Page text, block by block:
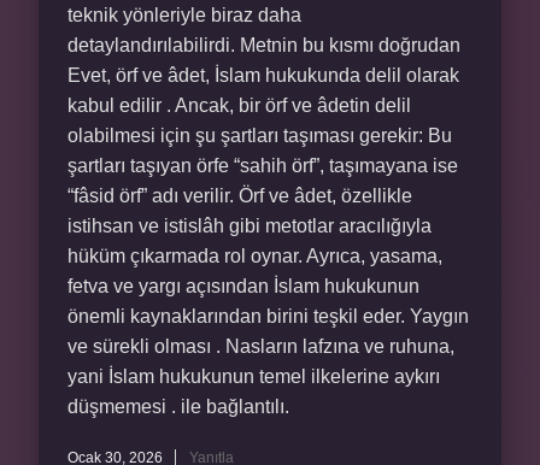
teknik yönleriyle biraz daha
detaylandırılabilirdi. Metnin bu kısmı doğrudan
Evet, örf ve âdet, İslam hukukunda delil olarak
kabul edilir . Ancak, bir örf ve âdetin delil
olabilmesi için şu şartları taşıması gerekir: Bu
şartları taşıyan örfe “sahih örf”, taşımayana ise
“fâsid örf” adı verilir. Örf ve âdet, özellikle
istihsan ve istislâh gibi metotlar aracılığıyla
hüküm çıkarmada rol oynar. Ayrıca, yasama,
fetva ve yargı açısından İslam hukukunun
önemli kaynaklarından birini teşkil eder. Yaygın
ve sürekli olması . Nasların lafzına ve ruhuna,
yani İslam hukukunun temel ilkelerine aykırı
düşmemesi . ile bağlantılı.
Ocak 30, 2026 Yanıtla